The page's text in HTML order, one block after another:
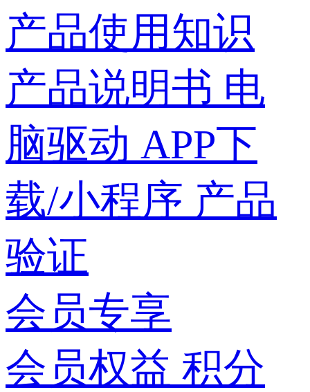
产品使用知识
产品说明书 电
脑驱动 APP下
载/小程序 产品
验证
会员专享
会员权益 积分